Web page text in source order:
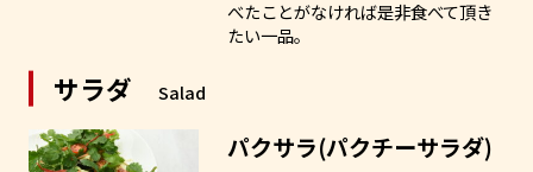
べたことがなければ是非食べて頂き
たい一品。
サラダ Salad
パクサラ(パクチーサラダ)